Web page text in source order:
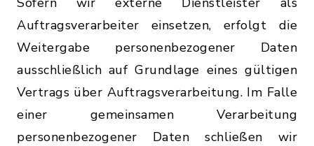
Auftragsverarbeiter einsetzen, erfolgt die
Weitergabe personenbezogener Daten
ausschließlich auf Grundlage eines gültigen
Vertrags über Auftragsverarbeitung. Im Falle
einer gemeinsamen Verarbeitung
personenbezogener Daten schließen wir